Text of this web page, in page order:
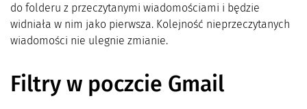
do folderu z przeczytanymi wiadomościami i będzie
widniała w nim jako pierwsza. Kolejność nieprzeczytanych
wiadomości nie ulegnie zmianie.
Filtry w poczcie Gmail